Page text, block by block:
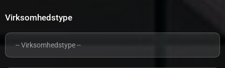
Virksomhedstype